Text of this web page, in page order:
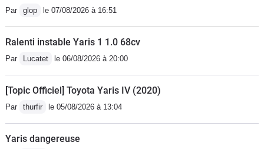
Par glop le 07/08/2026 à 16:51
Ralenti instable Yaris 1 1.0 68cv
Par Lucatet le 06/08/2026 à 20:00
[Topic Officiel] Toyota Yaris IV (2020)
Par thurfir le 05/08/2026 à 13:04
Yaris dangereuse